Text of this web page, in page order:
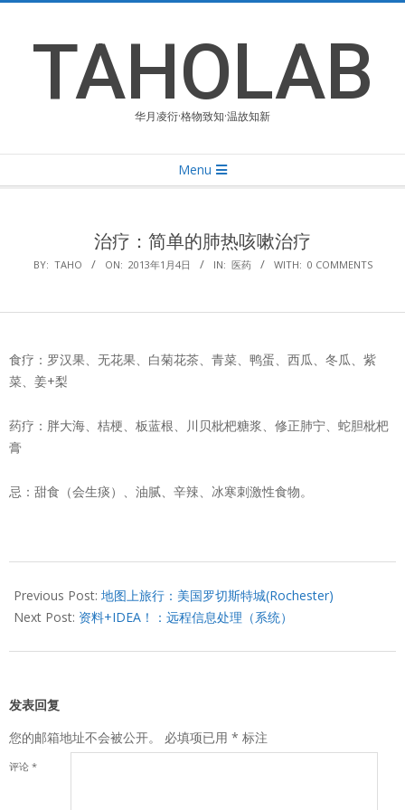
contentTAHOLAB
华月凌衍·格物致知·温故知新
Navigation
Menu
治疗：简单的肺热咳嗽治疗
BY: TAHO ON: 2013年1月4日 IN: 医药 WITH: 0 COMMENTS
食疗：罗汉果、无花果、白菊花茶、青菜、鸭蛋、西瓜、冬瓜、紫
菜、姜+梨
药疗：胖大海、桔梗、板蓝根、川贝枇杷糖浆、修正肺宁、蛇胆枇杷
膏
忌：甜食（会生痰）、油腻、辛辣、冰寒刺激性食物。
01-
04
Previous Post: 地图上旅行：美国罗切斯特城(Rochester)
Next Post: 资料+IDEA！：远程信息处理（系统）
发表回复
您的邮箱地址不会被公开。
必填项已用 * 标注
评论 *